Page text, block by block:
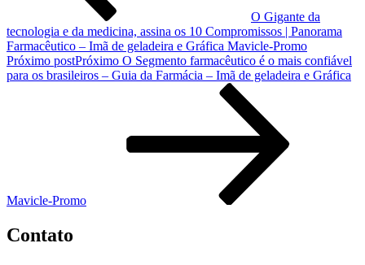
O Gigante da
tecnologia e da medicina, assina os 10 Compromissos | Panorama
Farmacêutico – Imã de geladeira e Gráfica Mavicle-Promo
Próximo postPróximo O Segmento farmacêutico é o mais confiável
para os brasileiros – Guia da Farmácia – Imã de geladeira e Gráfica
Mavicle-Promo
Contato